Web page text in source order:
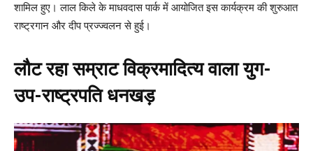
शामिल हुए। लाल किले के माधवदास पार्क में आयोजित इस कार्यक्रम की शुरुआत
राष्ट्रगान और दीप प्रज्ज्वलन से हुई।
लौट रहा सम्राट विक्रमादित्य वाला युग-
उप-राष्ट्रपति धनखड़